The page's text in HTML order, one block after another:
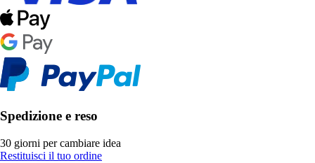
Spedizione e reso
30 giorni per cambiare idea
Restituisci il tuo ordine